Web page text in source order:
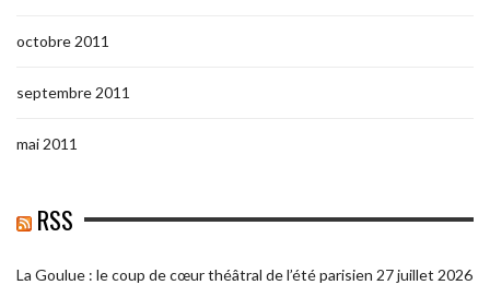
octobre 2011
septembre 2011
mai 2011
RSS
La Goulue : le coup de cœur théâtral de l’été parisien 27 juillet 2026